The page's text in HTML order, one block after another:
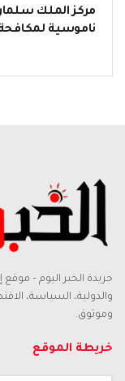
مركز الملك
ناموسية لمكافحة
جريدة الخبر اليوم –
والدولية، السياسة،
وموثوق.
خريطة الموقع